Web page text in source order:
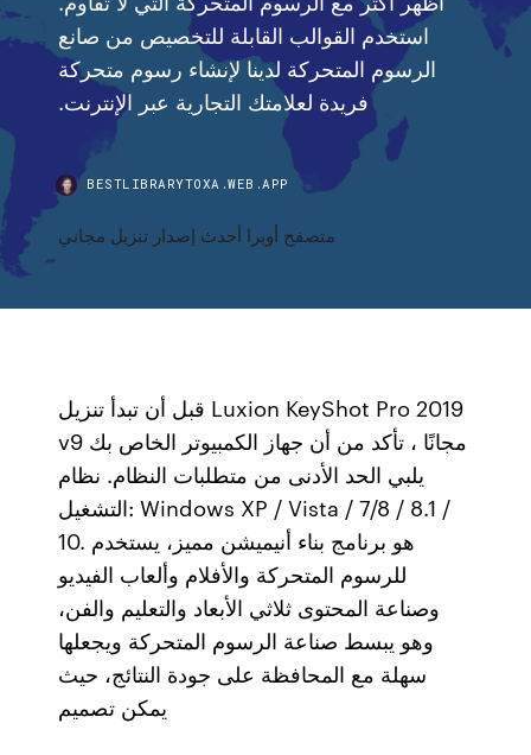
استخدم القوالب القابلة للتخصيص من صانع
الرسوم المتحركة لدينا لإنشاء رسوم متحركة
BESTLIBRARYTOXA.WEB.APP
متصفح أوبرا أحدث إصدار تنزيل مجاني
قبل أن تبدأ تنزيل Luxion KeyShot Pro 2019
v9 مجانًا ، تأكد من أن جهاز الكمبيوتر الخاص بك
يلبي الحد الأدنى من متطلبات النظام. نظام
التشغيل: Windows XP / Vista / 7/8 / 8.1 /
10. هو برنامج بناء أنيميشن مميز، يستخدم
للرسوم المتحركة والأفلام وألعاب الفيديو
وصناعة المحتوى ثلاثي الأبعاد والتعليم والفن،
وهو يبسط صناعة الرسوم المتحركة ويجعلها
سهلة مع المحافظة على جودة النتائج، حيث
يمكن تصميم